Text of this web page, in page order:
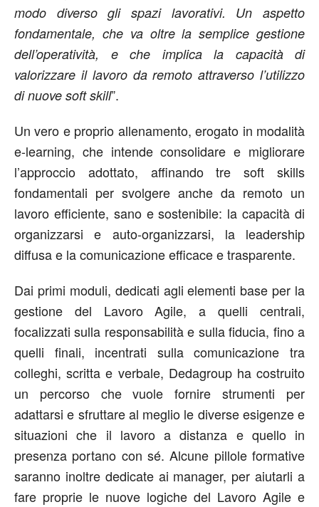
modo diverso gli spazi lavorativi. Un aspetto
fondamentale, che va oltre la semplice gestione
dell’operatività, e che implica la capacità di
valorizzare il lavoro da remoto attraverso l’utilizzo
di nuove soft skill”.
Un vero e proprio allenamento, erogato in modalità
e-learning, che intende consolidare e migliorare
l’approccio adottato, affinando tre soft skills
fondamentali per svolgere anche da remoto un
lavoro efficiente, sano e sostenibile: la capacità di
organizzarsi e auto-organizzarsi, la leadership
diffusa e la comunicazione efficace e trasparente.
Dai primi moduli, dedicati agli elementi base per la
gestione del Lavoro Agile, a quelli centrali,
focalizzati sulla responsabilità e sulla fiducia, fino a
quelli finali, incentrati sulla comunicazione tra
colleghi, scritta e verbale, Dedagroup ha costruito
un percorso che vuole fornire strumenti per
adattarsi e sfruttare al meglio le diverse esigenze e
situazioni che il lavoro a distanza e quello in
presenza portano con sé. Alcune pillole formative
saranno inoltre dedicate ai manager, per aiutarli a
fare proprie le nuove logiche del Lavoro Agile e